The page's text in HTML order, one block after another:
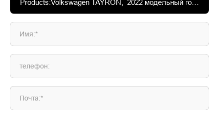
Имя:*
телефон:
Почта:*